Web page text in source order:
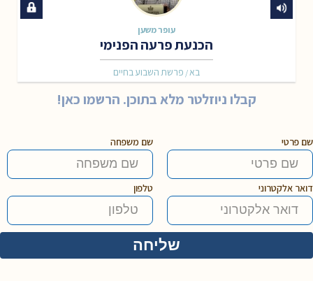
עופר משען
הכנעת פרעה הפנימי
פרשת השבוע בחיים / בא
קבלו ניוזלטר מלא בתוכן. הרשמו כאן!
שם פרטי שם משפחה
דואר אלקטרוני טלפון